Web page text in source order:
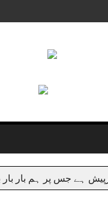
حکومتی حلقوں